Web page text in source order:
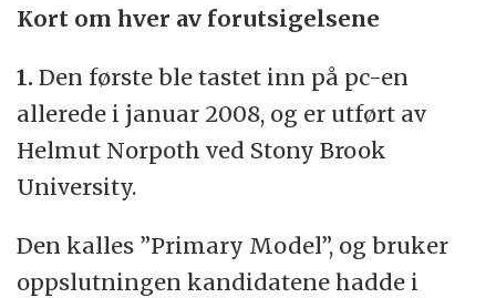
Kort om hver av forutsigelsene
1. Den første ble tastet inn på pc-en
allerede i januar 2008, og er utført av
Helmut Norpoth ved Stony Brook
University.
Den kalles ”Primary Model”, og bruker
oppslutningen kandidatene hadde i